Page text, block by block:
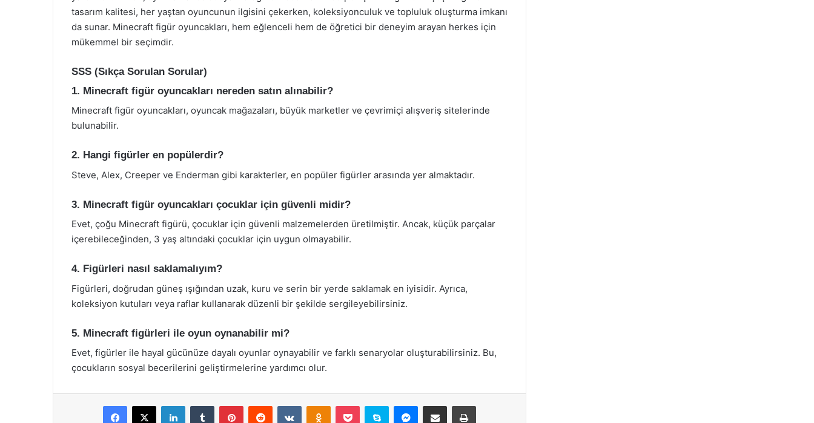
tasarım kalitesi, her yaştan oyuncunun ilgisini çekerken, koleksiyonculuk ve topluluk oluşturma imkanı
da sunar. Minecraft figür oyuncakları, hem eğlenceli hem de öğretici bir deneyim arayan herkes için
mükemmel bir seçimdir.
SSS (Sıkça Sorulan Sorular)
1. Minecraft figür oyuncakları nereden satın alınabilir?
Minecraft figür oyuncakları, oyuncak mağazaları, büyük marketler ve çevrimiçi alışveriş sitelerinde
bulunabilir.
2. Hangi figürler en popülerdir?
Steve, Alex, Creeper ve Enderman gibi karakterler, en popüler figürler arasında yer almaktadır.
3. Minecraft figür oyuncakları çocuklar için güvenli midir?
Evet, çoğu Minecraft figürü, çocuklar için güvenli malzemelerden üretilmiştir. Ancak, küçük parçalar
içerebileceğinden, 3 yaş altındaki çocuklar için uygun olmayabilir.
4. Figürleri nasıl saklamalıyım?
Figürleri, doğrudan güneş ışığından uzak, kuru ve serin bir yerde saklamak en iyisidir. Ayrıca,
koleksiyon kutuları veya raflar kullanarak düzenli bir şekilde sergileyebilirsiniz.
5. Minecraft figürleri ile oyun oynanabilir mi?
Evet, figürler ile hayal gücünüze dayalı oyunlar oynayabilir ve farklı senaryolar oluşturabilirsiniz. Bu,
çocukların sosyal becerilerini geliştirmelerine yardımcı olur.
Facebook
X LinkedInTumblr PinterestReddit VKontakteOdnoklassniki
Pocket Skype Messenger
E-Posta ile paylaş Yazdır